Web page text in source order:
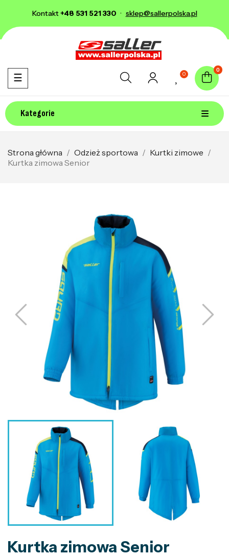
Kontakt+48 531 521 330 · sklep@sallerpolska.pl
0
0
Kategorie
Toggle navigation
☰
Strona główna Odzież sportowa
Kurtki zimowe
Kurtka zimowa Senior
Kurtka zimowa Senior